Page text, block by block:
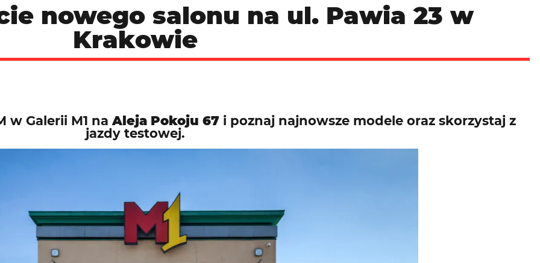
nowego salonu na ul. Pawia 23 w
Krakowie
w Galerii M1 na Aleja Pokoju 67 i poznaj najnowsze modele oraz skorzystaj z
jazdy testowej.